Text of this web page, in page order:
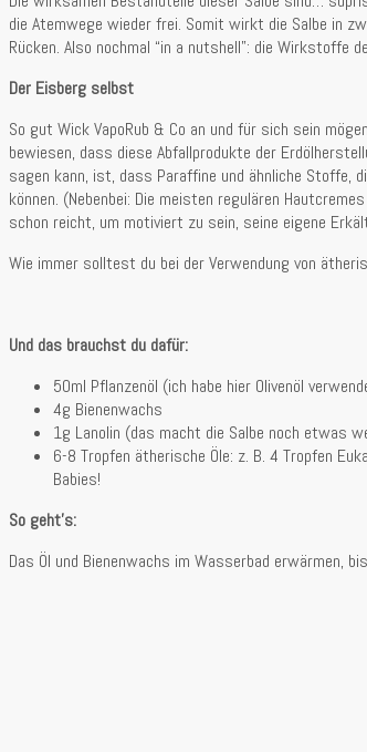
die Atemwege wieder frei. Somit wirkt die Salbe in
Rücken. Also nochmal “in a nutshell”: die Wirkstoffe
Der Eisberg selbst
So gut Wick VapoRub & Co an und für sich sein
bewiesen, dass diese Abfallprodukte der
sagen kann, ist, dass Paraffine und ähnliche Stoffe,
können. (Nebenbei: Die meisten regulären
schon reicht, um motiviert zu sein, seine eigene
Wie immer solltest du bei der Verwendung von
Und das brauchst du dafür:
50ml Pflanzenöl (ich habe hier Olivenöl
4g Bienenwachs
1g Lanolin (das macht die Salbe noch etwas
6-8 Tropfen ätherische Öle: z. B. 4 Tropfen
Babies!
So geht’s:
Das Öl und Bienenwachs im Wasserbad erwärmen,